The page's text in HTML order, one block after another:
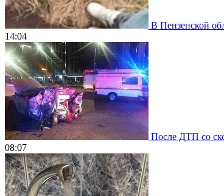
В Пензенской
14:04
После ДТП со
08:07